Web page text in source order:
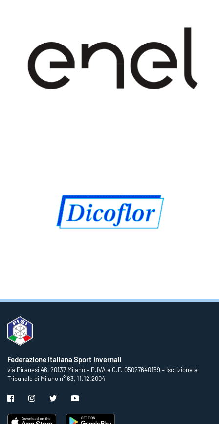
Federazione Italiana Sport Invernali
via Piranesi 46, 20137 Milano – P.IVA e C.F. 05027640159 – Iscrizione al
Tribunale di Milano n° 63, 11.12.2004